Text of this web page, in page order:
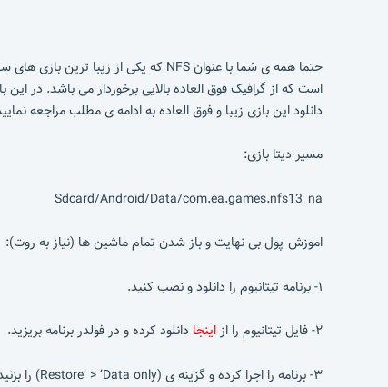
است که از گرافیک فوق العاده بالایی برخوردار می باشد. در
دانلود این بازی زیبا و فوق العاده به ادامه ی مطلب مراجعه
مسیر دیتا بازی:
Sdcard/Android/Data/com.ea.games.nfs13_na
اموزش پول بی نهایت و باز شدن تمام ماشین ها (نیاز به روت):
۱- برنامه تیتانیوم را دانلود و نصب کنید.
۲- فایل تیتانیوم را از اینجا دانلود کرده و در فولدر برنامه بریزید.
۳- برنامه را اجرا کرده و گزینه ی (Restore’ > ‘Data only) را بزنید.